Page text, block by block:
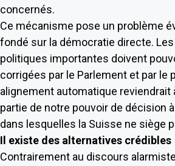
concernés.
Ce mécanisme pose un problème
fondé sur la démocratie directe.
politiques importantes doivent
corrigées par le Parlement et par le
alignement automatique reviendrait
partie de notre pouvoir de décision
dans lesquelles la Suisse ne siège
Il existe des alternatives crédibles
Contrairement au discours